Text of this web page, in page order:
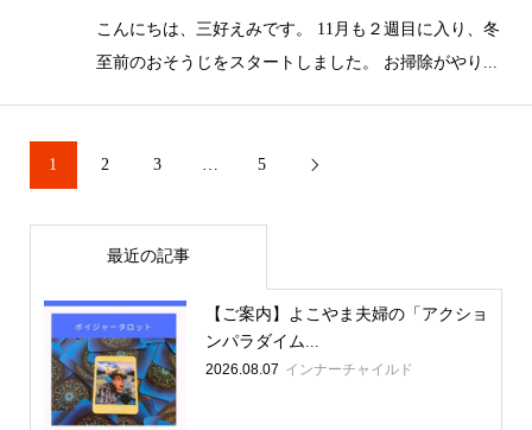
こんにちは、三好えみです。 11月も２週目に入り、冬
至前のおそうじをスタートしました。 お掃除がやり...
1 2 3 5 
最近の記事
【ご案内】よこやま夫婦の「アクショ
ンパラダイム...
2026.08.07 インナーチャイルド